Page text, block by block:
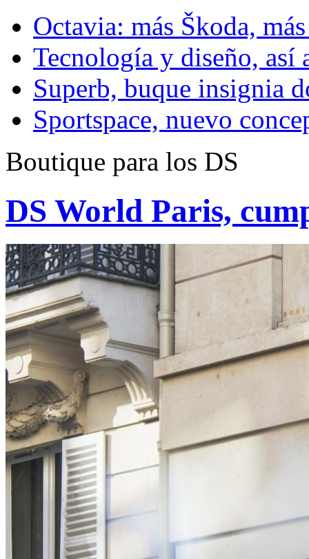
Octavia: más Škoda,
Tecnología y diseño, así
Superb, buque insignia
Sportspace, nuevo
Boutique para los DS
DS World Paris,